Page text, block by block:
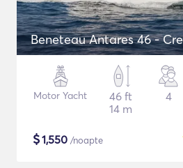
Beneteau Antares 46 -
Motor Yacht
46 ft
14 m
4
$1,550 /noapte